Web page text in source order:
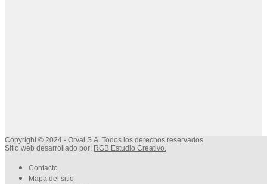
Copyright © 2024 - Orval S.A. Todos los derechos reservados.
Sitio web desarrollado por: RGB Estudio Creativo.
Contacto
Mapa del sitio